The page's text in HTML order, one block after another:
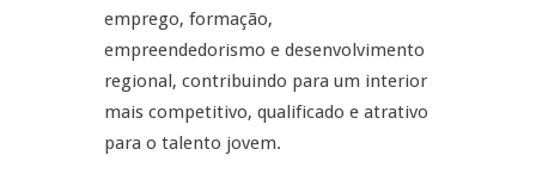
emprego, formação,
empreendedorismo e desenvolvimento
regional, contribuindo para um interior
mais competitivo, qualificado e atrativo
para o talento jovem.